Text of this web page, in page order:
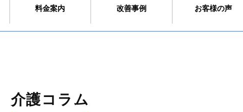
料金案内 改善事例 お客様の声
介護コラム